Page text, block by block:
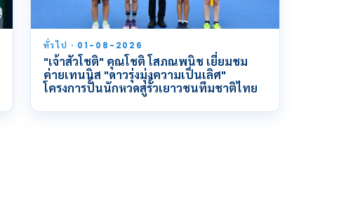
ทั่วไป · 01-08-2026
"เจ้าสัวโชติ" คุณโชติ โสภณพนิช เยี่ยมชม
ค่ายเทนนิส "ดาวรุ่งมุ่งความเป็นเลิศ"
โครงการปั้นนักหวดสู่รั้วเยาวชนทีมชาติไทย